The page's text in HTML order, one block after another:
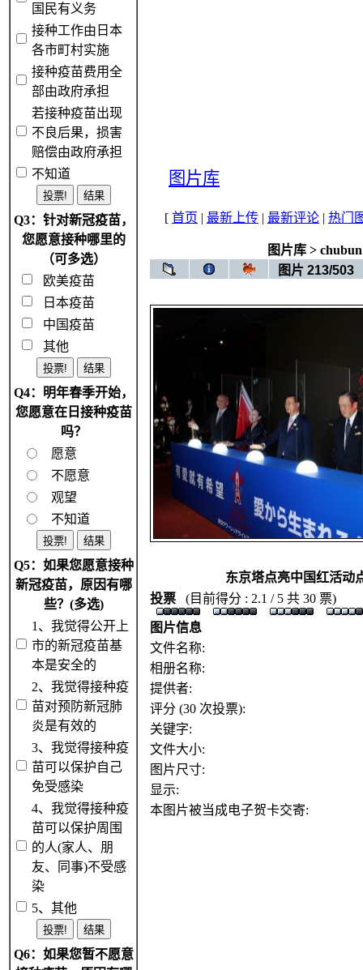
国民有义务
接种工作由日本
各市町村实施
接种疫苗费用全
部由政府承担
若接种疫苗出现
不良后果，损害
赔偿由政府承担
不知道
Q3：针对新冠疫苗，
您愿意接种哪里的
（可多选）
欧美疫苗
日本疫苗
中国疫苗
其他
Q4：明年春季开始，
您愿意在日接种疫苗
吗？
愿意
不愿意
观望
不知道
Q5：如果您愿意接种
新冠疫苗，原因有哪
些？(多选)
1、我觉得公开上
市的新冠疫苗基
本是安全的
2、我觉得接种疫
苗对预防新冠肺
炎是有效的
3、我觉得接种疫
苗可以保护自己
免受感染
4、我觉得接种疫
苗可以保护周围
的人(家人、朋
友、同事)不受感
染
5、其他
Q6：如果您暂不愿意
图片库
[ 首页 | 最新上传 | 最新评论 | 热门
图片库> chubun
图片 213/503
东京塔点亮中国红活动
投票
(目前得分 : 2.1 / 5 共 30 票)
图片信息
文件名称:
相册名称:
提供者:
评分 (30 次投票):
关键字:
文件大小:
图片尺寸:
显示:
本图片被当成电子贺卡交寄: